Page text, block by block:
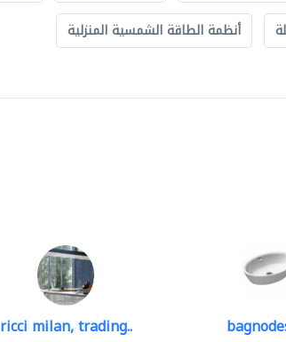
أنظمة الطاقة الشمسية المنزلية
ricci milan, trading..